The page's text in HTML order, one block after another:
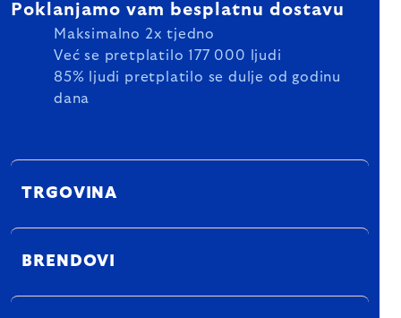
Poklanjamo vam besplatnu dostavu
Maksimalno 2x tjedno
Već se pretplatilo 177 000 ljudi
85% ljudi pretplatilo se dulje od godinu
dana
TRGOVINA
BRENDOVI